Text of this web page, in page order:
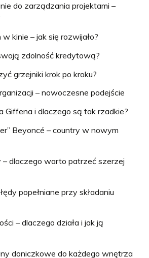
do zarządzania projektami –
kinie – jak się rozwijało?
zdolność kredytową?
grzejniki krok po kroku?
– nowoczesne podejście
Giffena i dlaczego są tak rzadkie?
Beyoncé – country w nowym
– dlaczego warto patrzeć szerzej
popełniane przy składaniu
– dlaczego działa i jak ją
doniczkowe do każdego wnętrza